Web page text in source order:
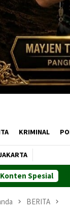
KRIMINAL
Konten Spesial
BERITA